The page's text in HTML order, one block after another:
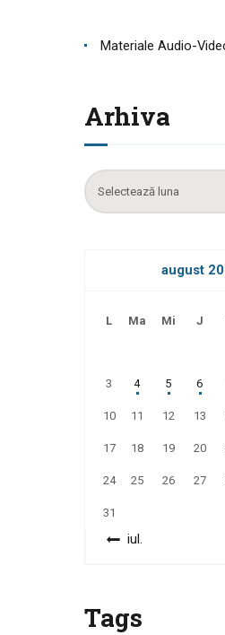
Materiale Audio-
Arhiva
Arhiva
august
L Ma Mi J
3 4 5 6
10 11 12 13
17 18 19 20
24 25 26 27
31
« iul.
Tags